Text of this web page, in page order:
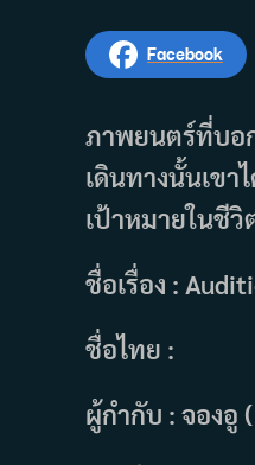
Facebook
ภาพยนตร์ที่บอก
เดินทางนั้นเข
เป้าหมายในชีวิ
ชื่อเรื่อง :
ชื่อไทย :
ผู้กำกับ : จองอู